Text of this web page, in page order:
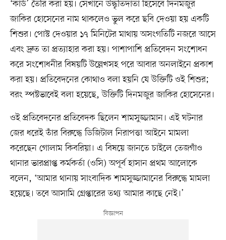
‘কার্ড’ তৈরি করা হয়। সেখানে উদ্ধৃতিদাতা হিসেবে দিনমজুর
জাকির হোসেনের নাম থাকলেও ভুল করে ছবি দেওয়া হয় একটি
শিশুর। পোস্ট দেওয়ার ১৭ মিনিটের মাথায় অসংগতিটি নজরে আসে
এবং দ্রুত তা প্রত্যাহার করা হয়। পাশাপাশি প্রতিবেদন সংশোধন
করে সংশোধনীর বিষয়টি উল্লেখসহ পরে আবার অনলাইনে প্রকাশ
করা হয়। প্রতিবেদনের কোথাও বলা হয়নি যে উক্তিটি ওই শিশুর;
বরং স্পষ্টভাবেই বলা হয়েছে, উক্তিটি দিনমজুর জাকির হোসেনের।
ওই প্রতিবেদনের প্রতিবেদক ছিলেন শামসুজ্জামান। এই ঘটনার
জের ধরেই তাঁর বিরুদ্ধে ডিজিটাল নিরাপত্তা আইনে মামলা
করেছেন গোলাম কিবরিয়া। এ বিষয়ে জানতে চাইলে তেজগাঁও
থানার ভারপ্রাপ্ত কর্মকর্তা (ওসি) অপূর্ব হাসান প্রথম আলোকে
বলেন, ‘আমার থানায় সাংবাদিক শামসুজ্জামানের বিরুদ্ধে মামলা
হয়েছে। তবে আসামি গ্রেপ্তারের তথ্য আমার কাছে নেই।’